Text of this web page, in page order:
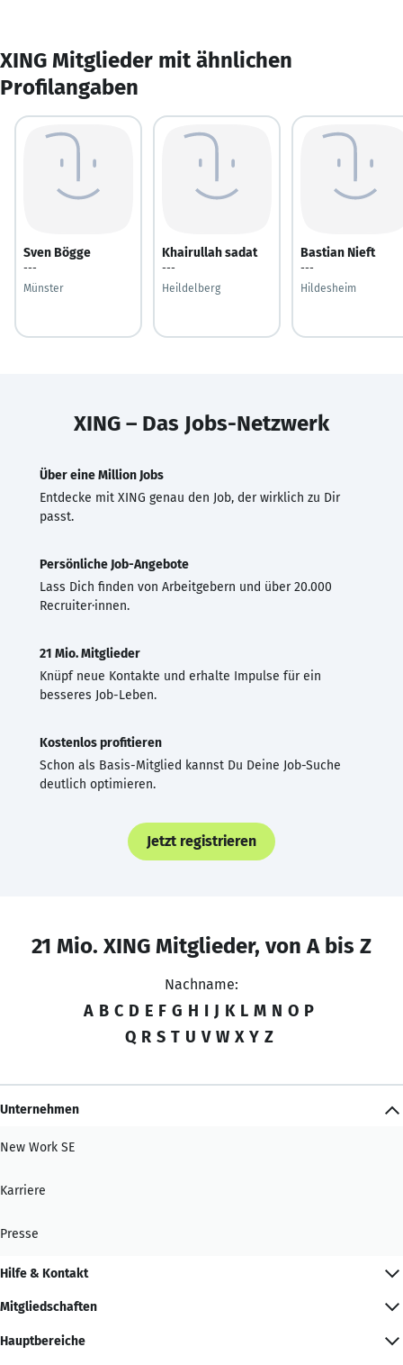
XING Mitglieder mit ähnlichen
Profilangaben
Sven Bögge
---
Münster
Khairullah sadat
---
Heildelberg
Bastian Nieft
---
Hildesheim
XING – Das Jobs-Netzwerk
Über eine Million Jobs
Entdecke mit XING genau den Job, der wirklich zu Dir
passt.
Persönliche Job-Angebote
Lass Dich finden von Arbeitgebern und über 20.000
Recruiter·innen.
21 Mio. Mitglieder
Knüpf neue Kontakte und erhalte Impulse für ein
besseres Job-Leben.
Kostenlos profitieren
Schon als Basis-Mitglied kannst Du Deine Job-Suche
deutlich optimieren.
Jetzt registrieren
21 Mio. XING Mitglieder, von A bis Z
Nachname:
A B C D E F G H I J K L M N O P
Q R S T U V W X Y Z
Unternehmen
New Work SE
Karriere
Presse
Hilfe & Kontakt
Mitgliedschaften
Hauptbereiche